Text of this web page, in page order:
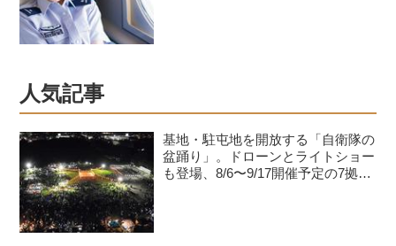
人気記事
基地・駐屯地を開放する「自衛隊の
盆踊り」。ドローンとライトショー
も登場、8/6〜9/17開催予定の7拠点